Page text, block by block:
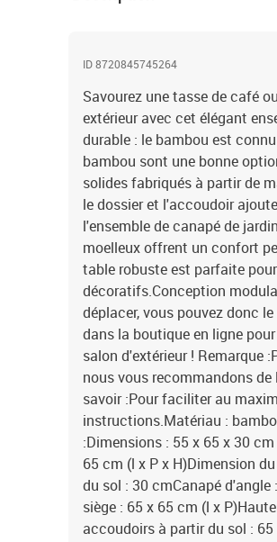
ID 8720845745264
Savourez une tasse de café
extérieur avec cet élégant
durable : le bambou est
bambou sont une bonne
solides fabriqués à partir de
le dossier et l'accoudoir
l'ensemble de canapé de
moelleux offrent un confort
table robuste est parfaite
décoratifs.Conception
déplacer, vous pouvez donc
dans la boutique en ligne
salon d'extérieur ! Remarque
nous vous recommandons
savoir :Pour faciliter au
instructions.Matériau :
:Dimensions : 55 x 65 x 30
65 cm (l x P x H)Dimension
du sol : 30 cmCanapé d'angle
siège : 65 x 65 cm (l x
accoudoirs à partir du sol :